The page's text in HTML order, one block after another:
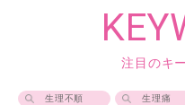
注目のキ
生理不順 生理痛